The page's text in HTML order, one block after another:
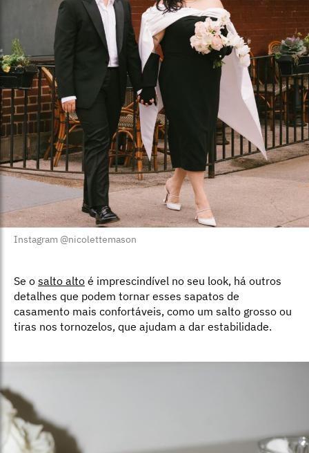
Instagram @nicolettemason
Se o salto alto é imprescindível no seu look, há outros
detalhes que podem tornar esses sapatos de
casamento mais confortáveis, como um salto grosso ou
tiras nos tornozelos, que ajudam a dar estabilidade.